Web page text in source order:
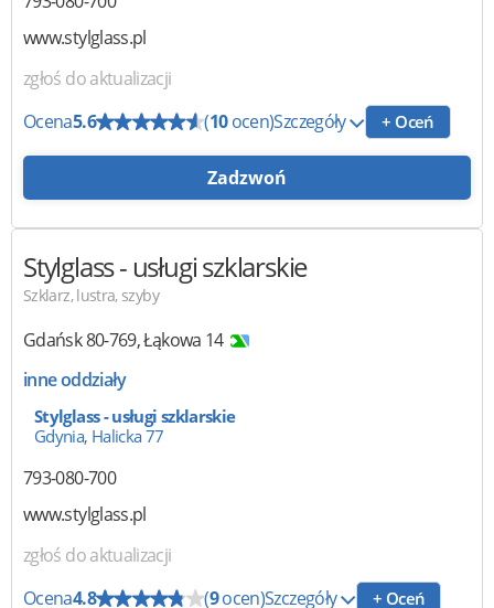
www.stylglass.pl
zgłoś do aktualizacji
Ocena5.6 (10ocen)Szczegóły + Oceń
Zadzwoń
Stylglass- usługi szklarskie
Szklarz, lustra, szyby
Gdańsk80-769,Łąkowa 14
inne oddziały
Stylglass - usługi szklarskie
Gdynia, Halicka 77
793-080-700
www.stylglass.pl
zgłoś do aktualizacji
Ocena4.8 (9ocen)Szczegóły + Oceń